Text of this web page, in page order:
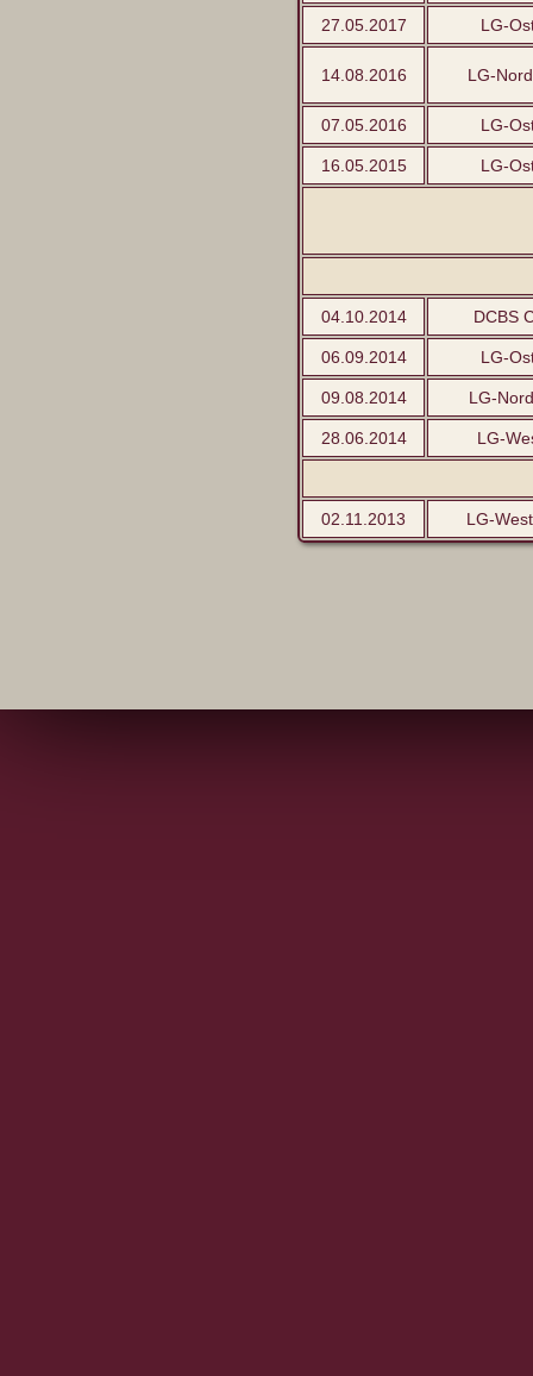
27.05.2017 LG-
14.08.2016 LG-
07.05.2016 LG-
16.05.2015 LG-
04.10.2014 DCBS
06.09.2014 LG-
09.08.2014 LG-
28.06.2014 LG-
02.11.2013 LG-